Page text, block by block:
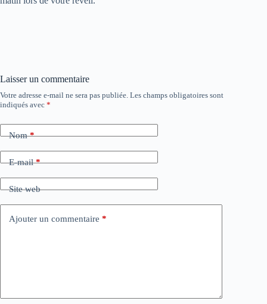
Laisser un commentaire
Votre adresse e-mail ne sera pas publiée. Les champs obligatoires sont
indiqués avec *
Nom*
E-mail*
Site web
Ajouter un commentaire *